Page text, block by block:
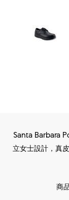
Santa Barbara
立女士設計，真
商